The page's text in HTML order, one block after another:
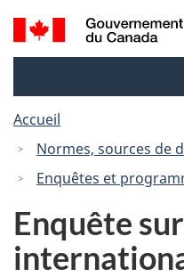
Recherche
et
Accueil
Normes, sources de
Enquêtes et
Enquête